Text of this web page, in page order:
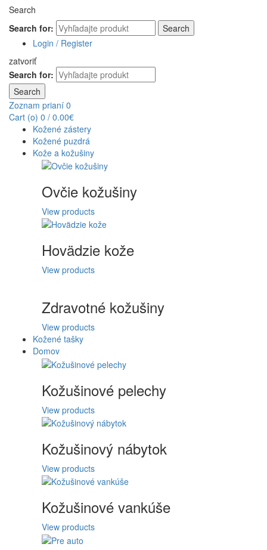
Search
Search for:
Search
Login / Register
zatvoriť
Search for:
Search
Zoznam prianí 0
Cart (o) 0 / 0.00€
Kožené zástery
Kožené puzdrá
Kože a kožušiny
Ovčie kožušiny
View products
Hovädzie kože
View products
Zdravotné kožušiny
View products
Kožené tašky
Domov
Kožušinové pelechy
View products
Kožušinový nábytok
View products
Kožušinové vankúše
View products